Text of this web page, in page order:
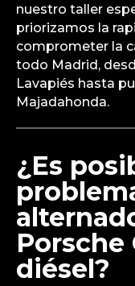
nuestro taller
priorizamos la
comprometer la
todo Madrid,
Lavapiés hasta
Majadahonda.
¿Es
Porsche
diésel?